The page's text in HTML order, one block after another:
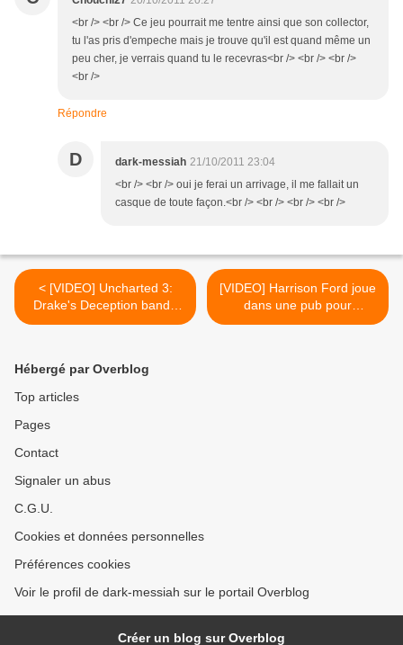
<br /> <br /> Ce jeu pourrait me tentre ainsi que son collector,
tu l'as pris d'empeche mais je trouve qu'il est quand même un
peu cher, je verrais quand tu le recevras<br /> <br /> <br />
<br />
Répondre
D dark-messiah 21/10/2011 23:04
<br /> <br /> oui je ferai un arrivage, il me fallait un
casque de toute façon.<br /> <br /> <br /> <br />
< [VIDEO] Uncharted 3:
Drake's Deception bande
annonce de lancement
[VIDEO] Harrison Ford joue
dans une pub pour
Uncharted 3 >
Hébergé par Overblog
Top articles
Pages
Contact
Signaler un abus
C.G.U.
Cookies et données personnelles
Préférences cookies
Voir le profil de dark-messiah sur le portail Overblog
Créer un blog sur Overblog